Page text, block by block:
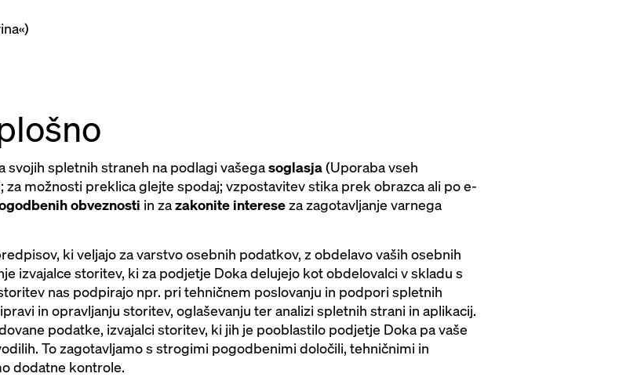
spletnih straneh na podlagi vašegasoglasja(Uporaba vseh
možnosti preklica glejte spodaj; vzpostavitev stika prek obrazca ali po e-
obveznosti in zazakonite intereseza zagotavljanje varnega
ki veljajo za varstvo osebnih podatkov, z obdelavo vaših osebnih
izvajalce storitev, ki za podjetje Doka delujejo kot obdelovalci v skladu s
nas podpirajo npr. pri tehničnem poslovanju in podpori spletnih
in opravljanju storitev, oglaševanju ter analizi spletnih strani in aplikacij.
podatke, izvajalci storitev, ki jih je pooblastilo podjetje Doka pa vaše
To zagotavljamo s strogimi pogodbenimi določili, tehničnimi in
dodatne kontrole.